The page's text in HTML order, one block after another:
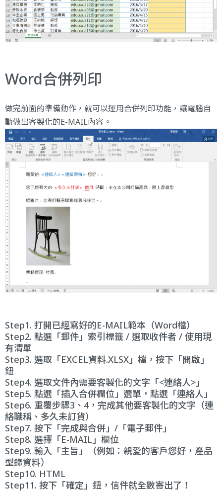
Word合併列印
做完前面的準備動作，就可以運用合併列印功能，讓電腦自
動做出客製化的E-MAIL內容。
Step1. 打開已經寫好的E-MAIL範本（Word檔）
Step2. 點選「郵件」索引標籤 / 選取收件者 / 使用現
有清單
Step3. 選取「EXCEL資料.XLSX」檔，按下「開啟」
鈕
Step4. 選取文件內需要客製化的文字「<連絡人>」
Step5. 點選「插入合併欄位」選單，點選「連絡人」
Step6. 重覆步驟3、4，完成其他要客製化的文字（連
絡職稱、多久未訂貨）
Step7. 按下「完成與合併」/「電子郵件」
Step8. 選擇「E-MAIL」欄位
Step9. 輸入「主旨」（例如：親愛的客戶您好，產品
型錄資料）
Step10. HTML
Step11. 按下「確定」鈕，信件就全數寄出了！